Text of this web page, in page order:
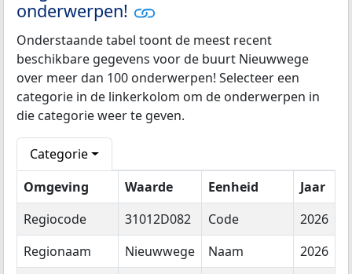
onderwerpen!
Onderstaande tabel toont de meest recent
beschikbare gegevens voor de buurt Nieuwwege
over meer dan 100 onderwerpen! Selecteer een
categorie in de linkerkolom om de onderwerpen in
die categorie weer te geven.
Categorie
Omgeving
Waarde Eenheid
Jaar
Regiocode
31012D082 Code
2026
Regionaam
Nieuwwege Naam
2026